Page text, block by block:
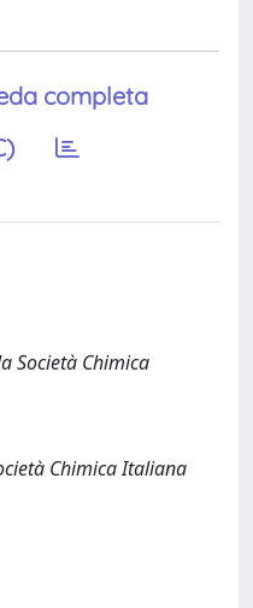
completa
Società Chimica
Chimica Italiana